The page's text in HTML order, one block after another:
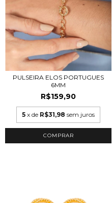
PULSEIRA ELOS PORTUGUES
6MM
R$159,90
5 x de R$31,98 sem juros